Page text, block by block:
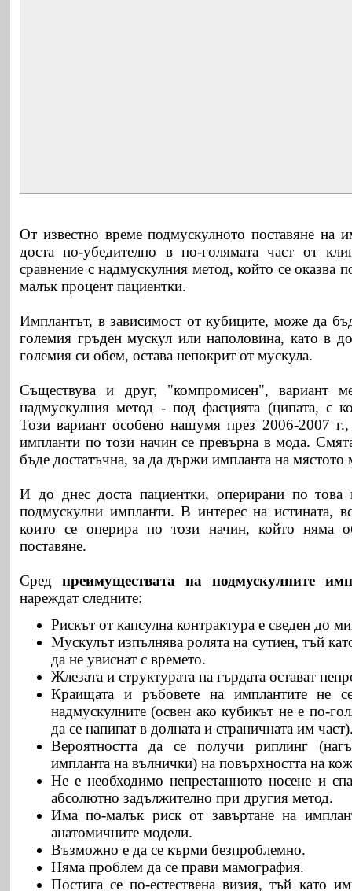
От известно време подмускулното поставяне на
доста по-убедително в по-голямата част от
сравнение с надмускулния метод, който се оказва
малък процент пациентки.
Имплантът, в зависимост от кубиците, може да
големия гръден мускул или наполовина, като в
големия си обем, остава непокрит от мускула.
Съществува и друг, "компромисен", вариант
надмускулния метод - под фасцията (ципата, с
Този вариант особено нашумя през 2006-2007 г.,
импланти по този начин се превърна в мода.
бъде достатъчна, за да държи импланта на мястото
И до днес доста пациентки, оперирани по това
подмускулни импланти. В интерес на истината,
които се оперира по този начин, който няма
поставяне.
Сред преимуществата на подмускулните
нареждат следните:
Рискът от капсулна контрактура е сведен до
Мускулът изпълнява ролята на сутиен, тъй
да не увиснат с времето.
Жлезата и структурата на гърдата остават
Краищата и ръбовете на имплантите не
надмускулните (освен ако кубикът не е по-
да се напипат в долната и страничната им
Вероятността да се получи риплинг
импланта на вълнички) на повърхността на
Не е необходимо непрестанното носене и
абсолютно задължително при другия метод.
Има по-малък риск от завъртане на
анатомичните модели.
Възможно е да се кърми безпроблемно.
Няма проблем да се прави мамография.
Постига се по-естествена визия, тъй като